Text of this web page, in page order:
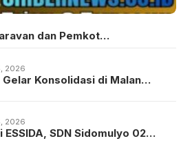
dan Pemkot…
2026
Gelar Konsolidasi di Malan…
2026
ESSIDA, SDN Sidomulyo 02…